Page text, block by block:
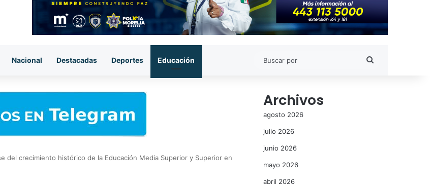
Nacional Destacadas Deportes Educación
del crecimiento histórico de la Educación Media Superior y Superior en
Archivos
agosto 2026
julio 2026
junio 2026
mayo 2026
abril 2026